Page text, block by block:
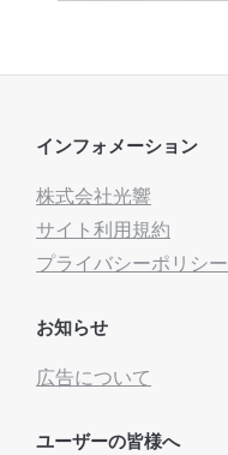
インフォメーション
株式会社光響
サイト利用規約
プライバシーポリシー
お知らせ
広告について
ユーザーの皆様へ